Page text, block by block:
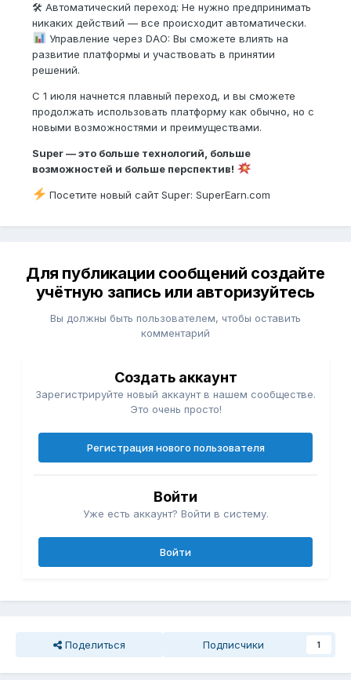
🛠 Автоматический переход: Не нужно предпринимать
никаких действий — все происходит автоматически.
Управление через DAO: Вы сможете влиять на
развитие платформы и участвовать в принятии
решений.
С 1 июля начнется плавный переход, и вы сможете
продолжать использовать платформу как обычно, но с
новыми возможностями и преимуществами.
Super — это больше технологий, больше
возможностей и больше перспектив!
️ Посетите новый сайт Super: SuperEarn.com
Для публикации сообщений создайте
учётную запись или авторизуйтесь
Вы должны быть пользователем, чтобы оставить
комментарий
Создать аккаунт
Зарегистрируйте новый аккаунт в нашем сообществе.
Это очень просто!
Регистрация нового пользователя
Войти
Уже есть аккаунт? Войти в систему.
Войти
Поделиться Подписчики 1